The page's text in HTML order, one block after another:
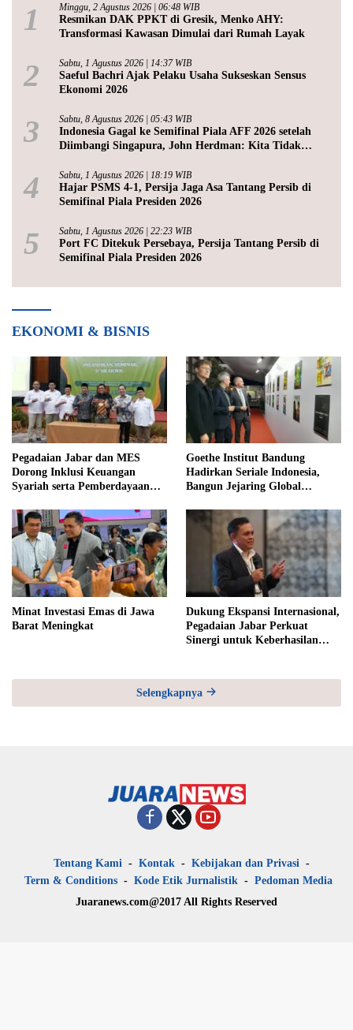
1 Minggu, 2 Agustus 2026 | 06:48 WIB
Resmikan DAK PPKT di Gresik, Menko AHY:
Transformasi Kawasan Dimulai dari Rumah Layak
2 Sabtu, 1 Agustus 2026 | 14:37 WIB
Saeful Bachri Ajak Pelaku Usaha Sukseskan Sensus
Ekonomi 2026
3 Sabtu, 8 Agustus 2026 | 05:43 WIB
Indonesia Gagal ke Semifinal Piala AFF 2026 setelah
Diimbangi Singapura, John Herdman: Kita Tidak
4 Sabtu, 1 Agustus 2026 | 18:19 WIB
Hajar PSMS 4-1, Persija Jaga Asa Tantang Persib di
Semifinal Piala Presiden 2026
5 Sabtu, 1 Agustus 2026 | 22:23 WIB
Port FC Ditekuk Persebaya, Persija Tantang Persib di
Semifinal Piala Presiden 2026
EKONOMI & BISNIS
Pegadaian Jabar dan MES
Dorong Inklusi Keuangan
Syariah serta Pemberdayaan
Goethe Institut Bandung
Hadirkan Seriale Indonesia,
Bangun Jejaring Global
Minat Investasi Emas di Jawa
Barat Meningkat
Dukung Ekspansi Internasional,
Pegadaian Jabar Perkuat
Sinergi untuk Keberhasilan
Selengkapnya
Tentang Kami Kontak
Kebijakan dan Privasi
Term & Conditions
Kode Etik Jurnalistik
Pedoman Media
Juaranews.com@2017 All Rights Reserved